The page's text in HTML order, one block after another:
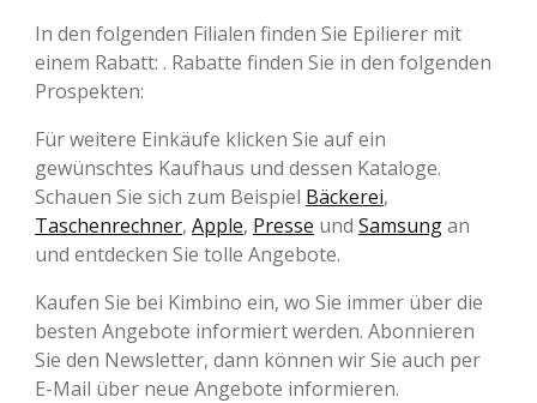
In den folgenden Filialen finden Sie Epilierer mit
einem Rabatt: . Rabatte finden Sie in den folgenden
Prospekten:
Für weitere Einkäufe klicken Sie auf ein
gewünschtes Kaufhaus und dessen Kataloge.
Schauen Sie sich zum Beispiel Bäckerei,
Taschenrechner, Apple, Presse und Samsungan
und entdecken Sie tolle Angebote.
Kaufen Sie bei Kimbino ein, wo Sie immer über die
besten Angebote informiert werden. Abonnieren
Sie den Newsletter, dann können wir Sie auch per
E-Mail über neue Angebote informieren.